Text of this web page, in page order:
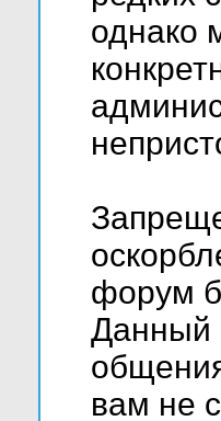
однако
форум
Данный
вам не